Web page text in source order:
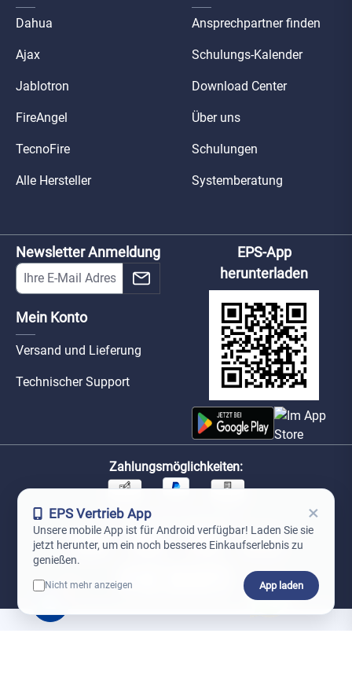
Dahua
Ajax
Jablotron
FireAngel
TecnoFire
Alle Hersteller
Ansprechpartner finden
Schulungs-Kalender
Download Center
Über uns
Schulungen
Systemberatung
Newsletter Anmeldung
Mein Konto
Versand und Lieferung
Technischer Support
EPS-App
herunterladen
Zahlungsmöglichkeiten:
Unsere Versandpartner:
EPS Vertrieb App ×
Unsere mobile App ist für Android verfügbar! Laden Sie sie
jetzt herunter, um ein noch besseres Einkaufserlebnis zu
genießen.
Nicht mehr anzeigen App laden